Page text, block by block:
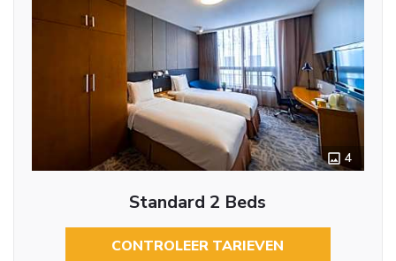
4
Standard 2 Beds
CONTROLEER TARIEVEN